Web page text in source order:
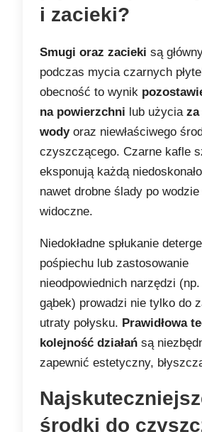
i zacieki?
Smugi oraz zacieki są
podczas mycia czarnych
obecność to wynik
na powierzchni lub użycia
wodyoraz niewłaściwego
czyszczącego. Czarne kafle
eksponują każdą
nawet drobne ślady po
widoczne.
Niedokładne spłukanie
pośpiechu lub zastosowanie
nieodpowiednich narzędzi
gąbek) prowadzi nie tylko do
utraty połysku. Prawidłowa
kolejność działań są
zapewnić estetyczny,
środki do